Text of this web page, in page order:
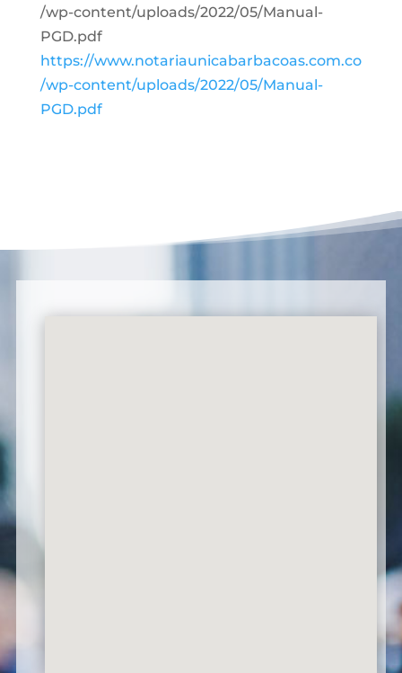
/wp-content/uploads/2022/05/Manual-
PGD.pdf
https://www.notariaunicabarbacoas.com.co
/wp-content/uploads/2022/05/Manual-
PGD.pdf